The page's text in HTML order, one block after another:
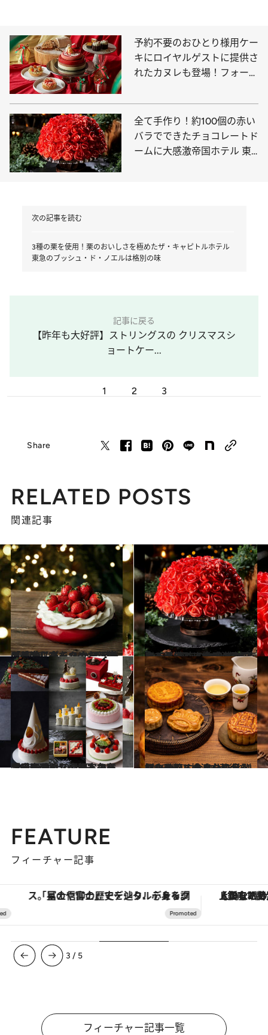
予約不要のおひとり様用ケー
キにロイヤルゲストに提供さ
れたカヌレも登場！フォーシ
全て手作り！約100個の赤い
バラでできたチョコレートド
ームに大感激帝国ホテル 東
次の記事を読む
3種の栗を使用！栗のおいしさを極めたザ・キャピトルホテル
東急のブッシュ・ド・ノエルは格別の味
記事に戻る
【昨年も大好評】ストリングスの クリスマスシ
ョートケー...
1 2 3
Share
RELATED POSTS
関連記事
2023.9.28
「日本に来てあまおう苺に感激した」 シェフが苺の美味しさをつめた新作 ケーキ【パーク ハイアット 東京】
グルメ 2023.10.8
全て手作り！約100個の赤いバラでできたチョコレートドームに大感激帝国ホテル 東京のクリスマスケーキ
グルメ
2023.9.30
【完売必至】今年も争奪戦の予感！10月1日（日）予約スタートで必ず手に入れたい限定ケーキ【8選】
グルメ 2023.9.27
【中秋節に食べたい月餅・4選】 横浜中華街を知りつくすライターが 贈りたくなる＆自分で食べたい逸品
グルメ
FEATURE
フィーチャー記事
「星のや富士」でデジタルデトックス。冨士信仰の歴史を辿り、心身を調える。 【銀座で出合う最旬美容】美髪ケアや上質
3 / 5
フィーチャー記事一覧